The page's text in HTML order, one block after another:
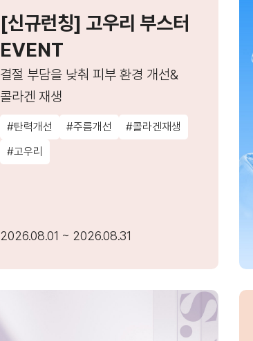
[신규런칭] 고우리 부스터
EVENT
결절 부담을 낮춰 피부 환경 개선&
콜라겐 재생
#탄력개선 #주름개선
#콜라겐재생
#고우리
2026.08.01 ~ 2026.08.31